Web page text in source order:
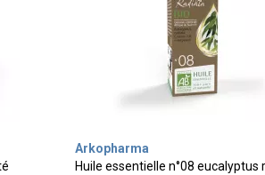
Arkopharma
Huile essentielle n°08 eucalyptus